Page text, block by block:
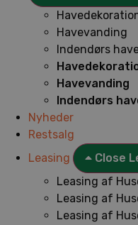
Havevanding
Indendørs
Havevanding
Indendørs
Nyheder
Restsalg
Leasing
Close
Leasing af
Leasing af
Leasing af